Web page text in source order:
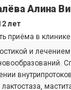
Алина
лет
приёма в
и